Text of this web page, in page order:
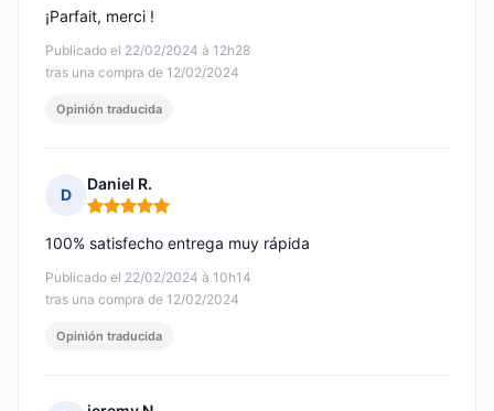
Publicado el 22/02/2024 à 12h28
tras una compra de 12/02/2024
¡Parfait, merci !
Opinión traducida
D
Daniel R.
Nota: 5 de 5
Publicado el 22/02/2024 à 10h14
tras una compra de 12/02/2024
100% satisfecho entrega muy rápida
Opinión traducida